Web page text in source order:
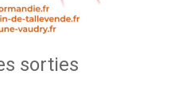
sorties